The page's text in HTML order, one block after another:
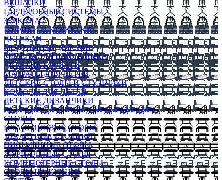
ВЕШАЛКИ
ГАРДЕРОБНЫЕ СИСТЕМЫ
ЗЕРКАЛА
ПУФИКИ И БАНКЕТКИ
ДЕТСКАЯ
МОДУЛЬНЫЕ ДЕТСКИЕ
МЕБЕЛЬ ДЛЯ ШКОЛЬНИКА
ДЕТСКИЕ КРОВАТИ
МАТРАСЫ ДЛЯ ДЕТЕЙ
ДЕТСКИЕ СТОЛЫ И СТУЛЬЧИКИ
КОМОДЫ ДЛЯ ДЕТЕЙ
ДЕТСКИЕ ДИВАНЧИКИ
ДЕТСКИЙ СТУЛЬЧИК ДЛЯ КОРМЛЕНИЯ
СТОЛЫ
ПЛАСТИКОВЫЕ СТОЛЫ
ТУАЛЕТНЫЕ СТОЛИКИ
ПИСЬМЕННЫЕ СТОЛЫ
ЖУРНАЛЬНЫЕ СТОЛЫ
КОМПЬЮТЕРНЫЕ СТОЛЫ
СТОЛЫ НА КУХНЮ